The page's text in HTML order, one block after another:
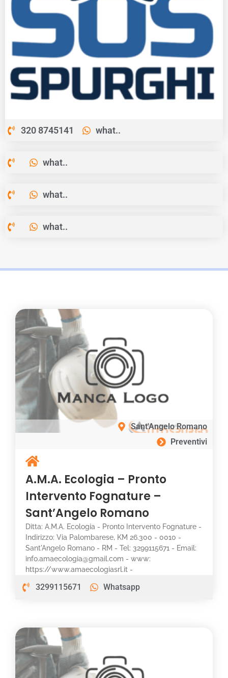
320 8745141 what..
what..
what..
what..
Sant'Angelo Romano
Preventivi
A.M.A. Ecologia – Pronto
Intervento Fognature –
Sant’Angelo Romano
Ditta: A.M.A. Ecologia - Pronto Intervento Fognature -
Indirizzo: Via Palombarese, KM 26.300 - 0010 -
Sant'Angelo Romano - RM - Tel: 3299115671 - Email:
info.amaecologia@gmail.com - www:
https://www.amaecologiasrl.it -
3299115671 Whatsapp